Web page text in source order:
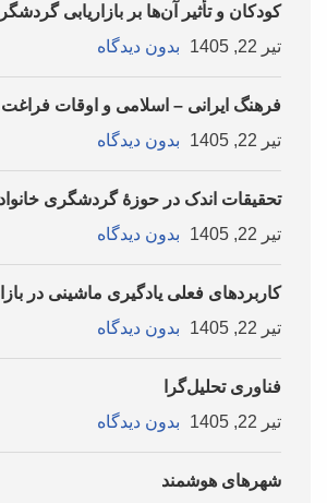
کودکان و تأثیر آن‌ها بر بازاریابی
تیر 22, 1405
بدون دیدگاه
فرهنگ ایرانی – اسلامی و اوقات فراغت
تیر 22, 1405
بدون دیدگاه
تحقیقات اندک در حوزۀ گردشگری
تیر 22, 1405
بدون دیدگاه
کاربردهای فعلی یادگیری ماشینی در
تیر 22, 1405
بدون دیدگاه
فناوری تحلیل‌گرا
تیر 22, 1405
بدون دیدگاه
شهرهای هوشمند